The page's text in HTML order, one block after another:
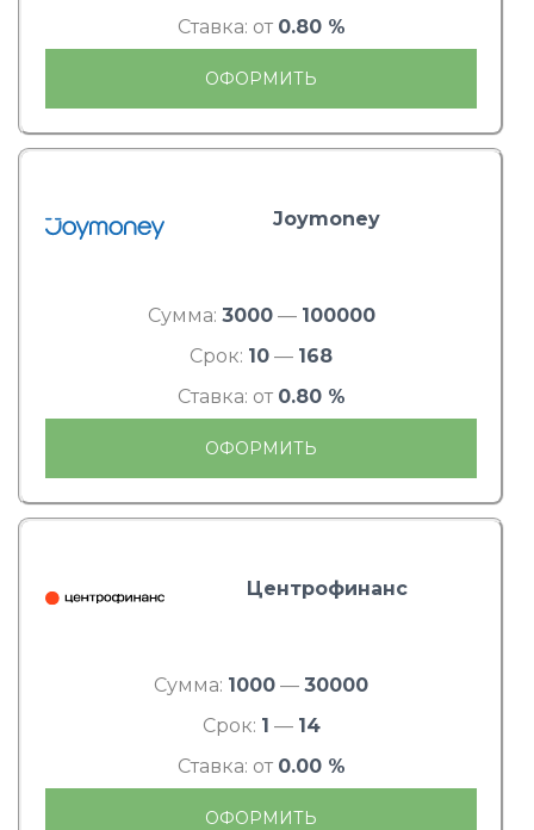
Ставка: от 0.80 %
ОФОРМИТЬ
Joymoney
Сумма: 3000— 100000
Срок: 10 — 168
Ставка: от 0.80 %
ОФОРМИТЬ
Центрофинанс
Сумма: 1000 — 30000
Срок: 1 — 14
Ставка: от 0.00 %
ОФОРМИТЬ